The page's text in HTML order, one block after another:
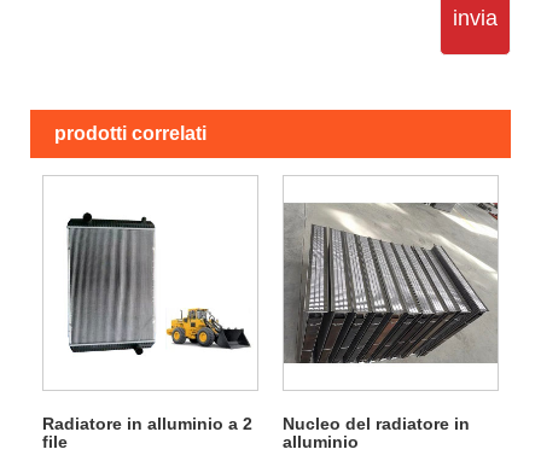
invia
prodotti correlati
Radiatore in alluminio a 2
file
Nucleo del radiatore in
alluminio